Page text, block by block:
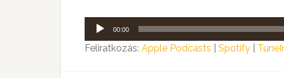
Audió
lejátszó
00:00
Feliratkozás: Apple Podcasts Spotify